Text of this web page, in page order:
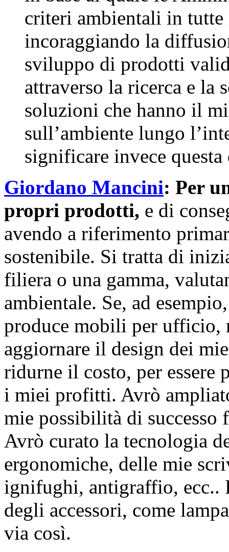
criteri ambientali in tutte
incoraggiando la
sviluppo di prodotti
attraverso la ricerca e la
soluzioni che hanno il
sull’ambiente lungo
significare invece
Giordano Mancini: Per
propri prodotti, e di
avendo a riferimento
sostenibile. Si tratta di
filiera o una gamma,
ambientale. Se, ad
produce mobili per ufficio,
aggiornare il design dei
ridurne il costo, per essere
i miei profitti. Avrò
mie possibilità di
Avrò curato la tecnologia
ergonomiche, delle mie
ignifughi, antigraffio, ecc..
degli accessori, come
via così.